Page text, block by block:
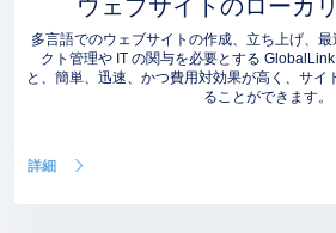
ウェブサイトのローカ
多言語でのウェブサイトの作成、立ち上げ、
クト管理や IT の関与を必要とする
と、簡単、迅速、かつ費用対効果が高く、サイ
ることができます。
詳細